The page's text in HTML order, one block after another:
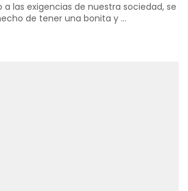
a las exigencias de nuestra sociedad, se
de tener una bonita y …